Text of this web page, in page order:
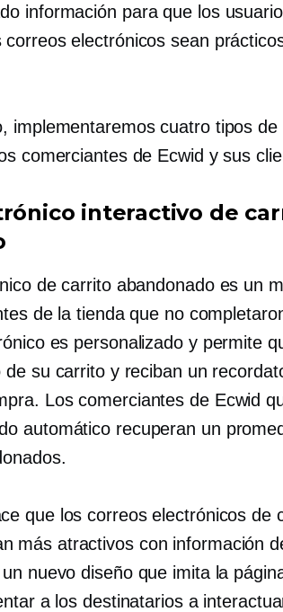
información para que los
correos electrónicos sean
implementaremos cuatro tipos de
comerciantes de Ecwid y sus
interactivo de
de carrito abandonado es un
de la tienda que no
es personalizado y permite
de su carrito y reciban un
Los comerciantes de Ecwid
automático recuperan un
que los correos electrónicos de
más atractivos con información
nuevo diseño que imita la
a los destinatarios a